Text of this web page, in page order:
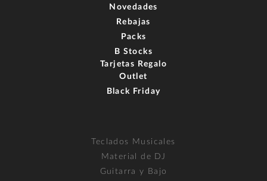
Novedades
Rebajas
Packs
B Stocks
Tarjetas Regalo
Outlet
Black Friday
Teclados Musicales
Material de DJ
Guitarra y Bajo